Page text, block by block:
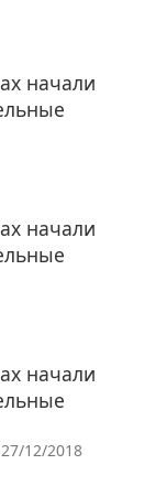
начали
начали
начали
12/2018